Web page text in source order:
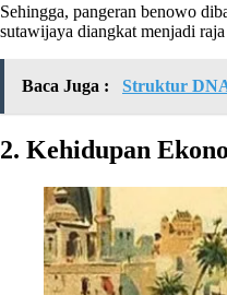
Sehingga, pangeran benowo
sutawijaya diangkat menjadi
Baca Juga : Struktur
2. Kehidupan